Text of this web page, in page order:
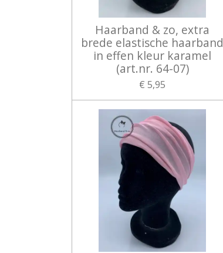
Haarband & zo, extra
brede elastische haarband
in effen kleur karamel
(art.nr. 64-07)
€ 5,95